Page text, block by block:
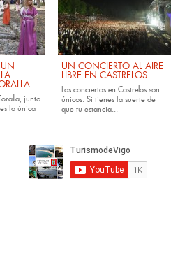
, junto
la única
UN CONCIERTO AL AIRE
LIBRE EN CASTRELOS
Los conciertos en Castrelos son
únicos: Si tienes la suerte de
que tu estancia...